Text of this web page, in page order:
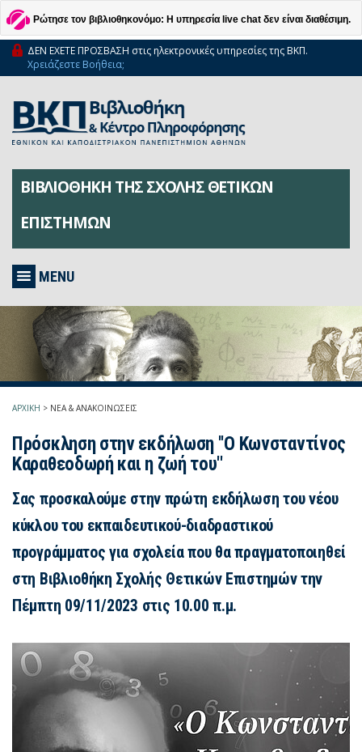
Ρώτησε τον βιβλιοθηκονόμο: Η υπηρεσία live chat δεν είναι διαθέσιμη.
ΔΕΝ ΕΧΕΤΕ ΠΡΟΣΒΑΣΗ στις ηλεκτρονικές υπηρεσίες της ΒΚΠ.
Χρειάζεστε Βοήθεια;
ΒΙΒΛΙΟΘΗΚΗ ΤΗΣ ΣΧΟΛΗΣ ΘΕΤΙΚΩΝ
ΕΠΙΣΤΗΜΩΝ
MENU
ΑΡΧΙΚΗ > ΝΕΑ & ΑΝΑΚΟΙΝΩΣΕΙΣ
Πρόσκληση στην εκδήλωση ''Ο Κωνσταντίνος
Καραθεοδωρή και η ζωή του''
Σας προσκαλούμε στην πρώτη εκδήλωση του νέου
κύκλου του εκπαιδευτικού-διαδραστικού
προγράμματος για σχολεία που θα πραγματοποιηθεί
στη Βιβλιοθήκη Σχολής Θετικών Επιστημών την
Πέμπτη 09/11/2023 στις 10.00 π.μ.